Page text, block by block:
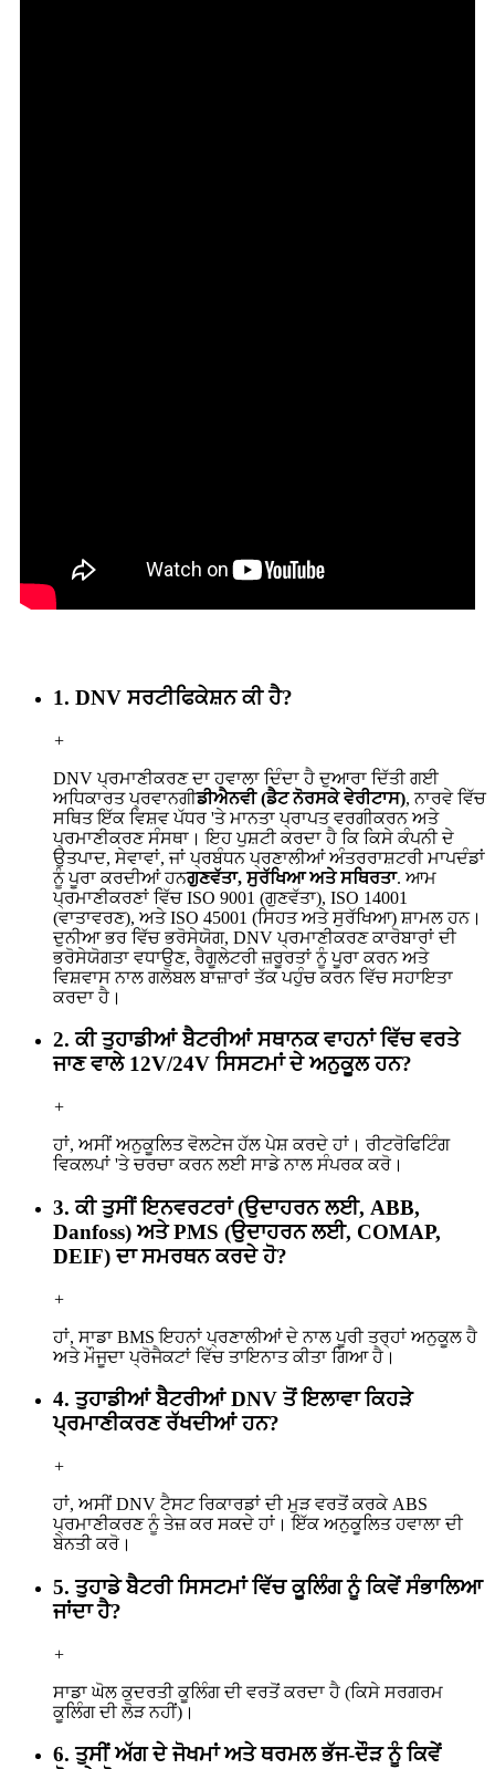
1. DNV ਸਰਟੀਫਿਕੇਸ਼ਨ ਕੀ ਹੈ?
+
DNV ਪ੍ਰਮਾਣੀਕਰਣ ਦਾ ਹਵਾਲਾ ਦਿੰਦਾ ਹੈ ਦੁਆਰਾ ਦਿੱਤੀ ਗਈ
ਅਧਿਕਾਰਤ ਪ੍ਰਵਾਨਗੀਡੀਐਨਵੀ (ਡੈਟ ਨੋਰਸਕੇ ਵੇਰੀਟਾਸ), ਨਾਰਵੇ ਵਿੱਚ
ਸਥਿਤ ਇੱਕ ਵਿਸ਼ਵ ਪੱਧਰ 'ਤੇ ਮਾਨਤਾ ਪ੍ਰਾਪਤ ਵਰਗੀਕਰਨ ਅਤੇ
ਪ੍ਰਮਾਣੀਕਰਣ ਸੰਸਥਾ। ਇਹ ਪੁਸ਼ਟੀ ਕਰਦਾ ਹੈ ਕਿ ਕਿਸੇ ਕੰਪਨੀ ਦੇ
ਉਤਪਾਦ, ਸੇਵਾਵਾਂ, ਜਾਂ ਪ੍ਰਬੰਧਨ ਪ੍ਰਣਾਲੀਆਂ ਅੰਤਰਰਾਸ਼ਟਰੀ ਮਾਪਦੰਡਾਂ
ਨੂੰ ਪੂਰਾ ਕਰਦੀਆਂ ਹਨਗੁਣਵੱਤਾ, ਸੁਰੱਖਿਆ ਅਤੇ ਸਥਿਰਤਾ. ਆਮ
ਪ੍ਰਮਾਣੀਕਰਣਾਂ ਵਿੱਚ ISO 9001 (ਗੁਣਵੱਤਾ), ISO 14001
(ਵਾਤਾਵਰਣ), ਅਤੇ ISO 45001 (ਸਿਹਤ ਅਤੇ ਸੁਰੱਖਿਆ) ਸ਼ਾਮਲ ਹਨ।
ਦੁਨੀਆ ਭਰ ਵਿੱਚ ਭਰੋਸੇਯੋਗ, DNV ਪ੍ਰਮਾਣੀਕਰਣ ਕਾਰੋਬਾਰਾਂ ਦੀ
ਭਰੋਸੇਯੋਗਤਾ ਵਧਾਉਣ, ਰੈਗੂਲੇਟਰੀ ਜ਼ਰੂਰਤਾਂ ਨੂੰ ਪੂਰਾ ਕਰਨ ਅਤੇ
ਵਿਸ਼ਵਾਸ ਨਾਲ ਗਲੋਬਲ ਬਾਜ਼ਾਰਾਂ ਤੱਕ ਪਹੁੰਚ ਕਰਨ ਵਿੱਚ ਸਹਾਇਤਾ
ਕਰਦਾ ਹੈ।
2. ਕੀ ਤੁਹਾਡੀਆਂ ਬੈਟਰੀਆਂ ਸਥਾਨਕ ਵਾਹਨਾਂ ਵਿੱਚ ਵਰਤੇ
ਜਾਣ ਵਾਲੇ 12V/24V ਸਿਸਟਮਾਂ ਦੇ ਅਨੁਕੂਲ ਹਨ?
+
ਹਾਂ, ਅਸੀਂ ਅਨੁਕੂਲਿਤ ਵੋਲਟੇਜ ਹੱਲ ਪੇਸ਼ ਕਰਦੇ ਹਾਂ। ਰੀਟਰੋਫਿਟਿੰਗ
ਵਿਕਲਪਾਂ 'ਤੇ ਚਰਚਾ ਕਰਨ ਲਈ ਸਾਡੇ ਨਾਲ ਸੰਪਰਕ ਕਰੋ।
3. ਕੀ ਤੁਸੀਂ ਇਨਵਰਟਰਾਂ (ਉਦਾਹਰਨ ਲਈ, ABB,
Danfoss) ਅਤੇ PMS (ਉਦਾਹਰਨ ਲਈ, COMAP,
DEIF) ਦਾ ਸਮਰਥਨ ਕਰਦੇ ਹੋ?
+
ਹਾਂ, ਸਾਡਾ BMS ਇਹਨਾਂ ਪ੍ਰਣਾਲੀਆਂ ਦੇ ਨਾਲ ਪੂਰੀ ਤਰ੍ਹਾਂ ਅਨੁਕੂਲ ਹੈ
ਅਤੇ ਮੌਜੂਦਾ ਪ੍ਰੋਜੈਕਟਾਂ ਵਿੱਚ ਤਾਇਨਾਤ ਕੀਤਾ ਗਿਆ ਹੈ।
4. ਤੁਹਾਡੀਆਂ ਬੈਟਰੀਆਂ DNV ਤੋਂ ਇਲਾਵਾ ਕਿਹੜੇ
ਪ੍ਰਮਾਣੀਕਰਣ ਰੱਖਦੀਆਂ ਹਨ?
+
ਹਾਂ, ਅਸੀਂ DNV ਟੈਸਟ ਰਿਕਾਰਡਾਂ ਦੀ ਮੁੜ ਵਰਤੋਂ ਕਰਕੇ ABS
ਪ੍ਰਮਾਣੀਕਰਣ ਨੂੰ ਤੇਜ਼ ਕਰ ਸਕਦੇ ਹਾਂ। ਇੱਕ ਅਨੁਕੂਲਿਤ ਹਵਾਲਾ ਦੀ
ਬੇਨਤੀ ਕਰੋ।
5. ਤੁਹਾਡੇ ਬੈਟਰੀ ਸਿਸਟਮਾਂ ਵਿੱਚ ਕੂਲਿੰਗ ਨੂੰ ਕਿਵੇਂ ਸੰਭਾਲਿਆ
ਜਾਂਦਾ ਹੈ?
+
ਸਾਡਾ ਘੋਲ ਕੁਦਰਤੀ ਕੂਲਿੰਗ ਦੀ ਵਰਤੋਂ ਕਰਦਾ ਹੈ (ਕਿਸੇ ਸਰਗਰਮ
ਕੂਲਿੰਗ ਦੀ ਲੋੜ ਨਹੀਂ)।
6. ਤੁਸੀਂ ਅੱਗ ਦੇ ਜੋਖਮਾਂ ਅਤੇ ਥਰਮਲ ਭੱਜ-ਦੌੜ ਨੂੰ ਕਿਵੇਂ